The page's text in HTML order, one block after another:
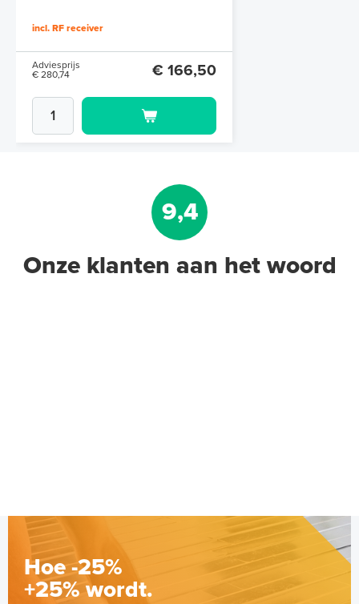
ontvanger
incl. RF receiver
Adviesprijs
€ 280,74
€ 166,50
9,4
Onze klanten aan het woord
Hoe -25%
+25% wordt.